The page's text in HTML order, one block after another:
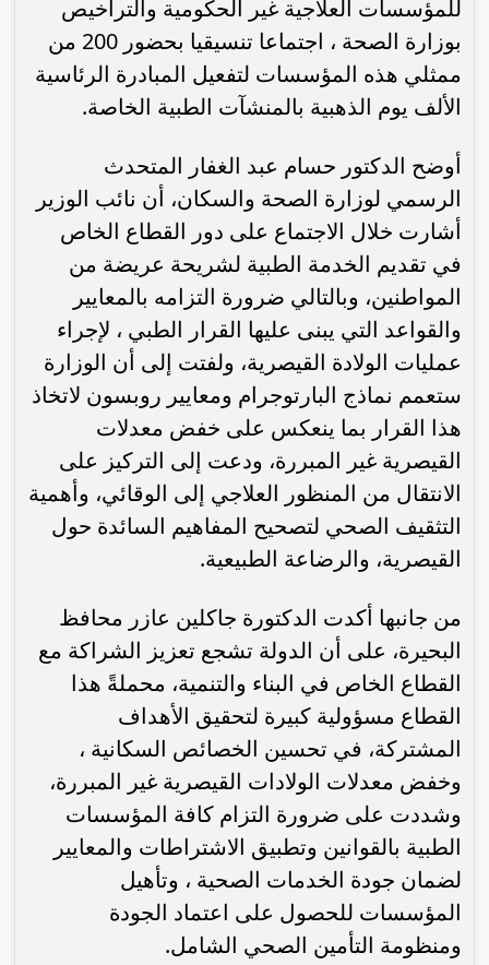
للمؤسسات العلاجية غير الحكومية والتراخيص
بوزارة الصحة ، اجتماعا تنسيقيا بحضور 200 من
ممثلي هذه المؤسسات لتفعيل المبادرة الرئاسية
الألف يوم الذهبية بالمنشآت الطبية الخاصة.
أوضح الدكتور حسام عبد الغفار المتحدث
الرسمي لوزارة الصحة والسكان، أن نائب الوزير
أشارت خلال الاجتماع على دور القطاع الخاص
في تقديم الخدمة الطبية لشريحة عريضة من
المواطنين، وبالتالي ضرورة التزامه بالمعايير
والقواعد التي يبنى عليها القرار الطبي ، لإجراء
عمليات الولادة القيصرية، ولفتت إلى أن الوزارة
ستعمم نماذج البارتوجرام ومعايير روبسون لاتخاذ
هذا القرار بما ينعكس على خفض معدلات
القيصرية غير المبررة، ودعت إلى التركيز على
الانتقال من المنظور العلاجي إلى الوقائي، وأهمية
التثقيف الصحي لتصحيح المفاهيم السائدة حول
القيصرية، والرضاعة الطبيعية.
من جانبها أكدت الدكتورة جاكلين عازر محافظ
البحيرة، على أن الدولة تشجع تعزيز الشراكة مع
القطاع الخاص في البناء والتنمية، محملةً هذا
القطاع مسؤولية كبيرة لتحقيق الأهداف
المشتركة، في تحسين الخصائص السكانية ،
وخفض معدلات الولادات القيصرية غير المبررة،
وشددت على ضرورة التزام كافة المؤسسات
الطبية بالقوانين وتطبيق الاشتراطات والمعايير
لضمان جودة الخدمات الصحية ، وتأهيل
المؤسسات للحصول على اعتماد الجودة
ومنظومة التأمين الصحي الشامل.